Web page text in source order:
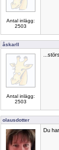
Antal inlägg:
2503
åskarll
Antal inlägg:
2503
olausdotter
Du